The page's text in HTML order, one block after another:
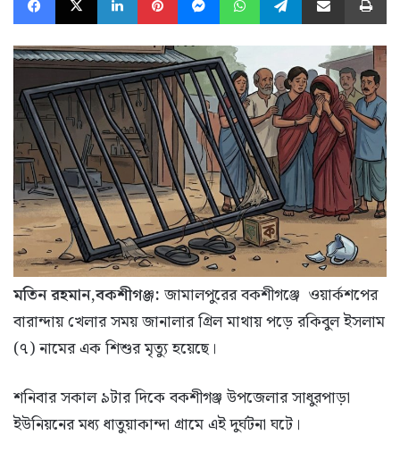
মতিন রহমান,বকশীগঞ্জ: জামালপুরের বকশীগঞ্জে ওয়ার্কশপের
বারান্দায় খেলার সময় জানালার গ্রিল মাথায় পড়ে রকিবুল ইসলাম
(৭) নামের এক শিশুর মৃত্যু হয়েছে।
শনিবার সকাল ৯টার দিকে বকশীগঞ্জ উপজেলার সাধুরপাড়া
ইউনিয়নের মধ্য ধাতুয়াকান্দা গ্রামে এই দুর্ঘটনা ঘটে।